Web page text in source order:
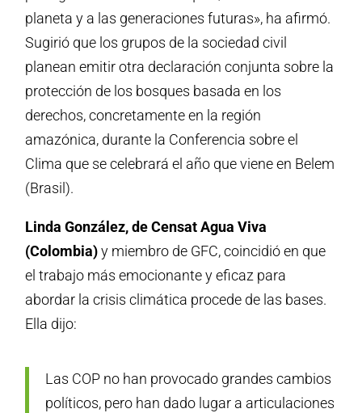
planeta y a las generaciones futuras», ha afirmó.
Sugirió que los grupos de la sociedad civil
planean emitir otra declaración conjunta sobre la
protección de los bosques basada en los
derechos, concretamente en la región
amazónica, durante la Conferencia sobre el
Clima que se celebrará el año que viene en Belem
(Brasil).
Linda González, de Censat Agua Viva
(Colombia)y miembro de GFC, coincidió en que
el trabajo más emocionante y eficaz para
abordar la crisis climática procede de las bases.
Ella dijo:
Las COP no han provocado grandes cambios
políticos, pero han dado lugar a articulaciones